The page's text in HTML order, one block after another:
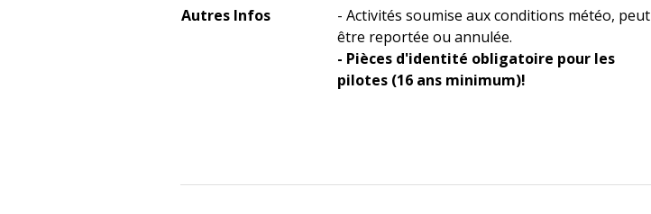
Autres Infos
- Activités soumise aux conditions météo, peut
être reportée ou annulée.
- Pièces d'identité obligatoire pour les
pilotes (16 ans minimum)!